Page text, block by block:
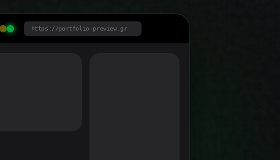
https://portfolio-preview.gr